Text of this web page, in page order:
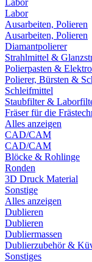
Labor
Labor
Ausarbeiten, Polieren
Ausarbeiten, Polieren
Diamantpolierer
Strahlmittel &
Polierpasten &
Polierer, Bürsten &
Schleifmittel
Staubfilter &
Fräser für die
Alles anzeigen
CAD/CAM
CAD/CAM
Blöcke & Rohlinge
Ronden
3D Druck Material
Sonstige
Alles anzeigen
Dublieren
Dublieren
Dubliermassen
Dublierzubehör &
Sonstiges